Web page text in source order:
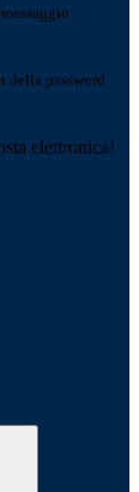
della password
elettronica!